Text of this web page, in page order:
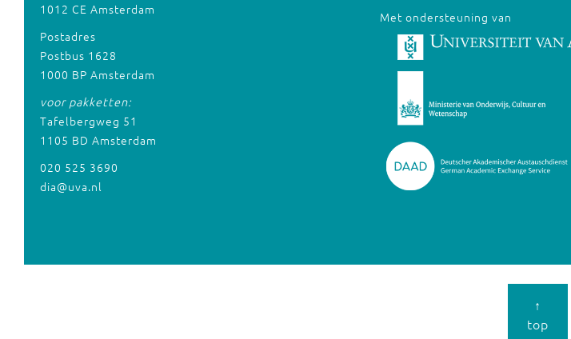
1012 CE Amsterdam
Postadres
Postbus 1628
1000 BP Amsterdam
voor pakketten:
Tafelbergweg 51
1105 BD Amsterdam
020 525 3690
dia@uva.nl
Met ondersteuning van
↑
top